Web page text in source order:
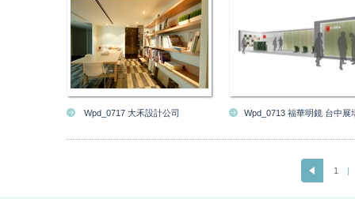
Wpd_0717 大禾設計公司 Wpd_0713 福華明鏡 台中展
1